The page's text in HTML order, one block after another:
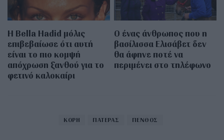
Η Bella Hadid μόλις
επιβεβαίωσε ότι αυτή
είναι το πιο κομψή
απόχρωση ξανθού για το
φετινό καλοκαίρι
Ο ένας άνθρωπος που η
βασίλισσα Ελισάβετ δεν
θα άφηνε ποτέ να
περιμένει στο τηλέφωνο
ΚΟΡΗ ΠΑΤΕΡΑΣ ΠΕΝΘΟΣ